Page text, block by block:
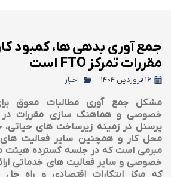
جمع آوری بدهی ها، کمبود
مقررات تمرکز FTO است
۱۶ فروردین ۱۴۰۴ اخبار
مشکل جمع آوری مطالبات معوق
خصوصی و هماهنگ سازی مقررات در
پرسنل در زمینه زیرساخت های
محل کار و همچنین سایر فعالیت
مبرمی است که در جلسه گسترده هیئت
خصوصی و سایر فعالیت های خدماتی
که مرکز ابتکارات اقتصادی و راه